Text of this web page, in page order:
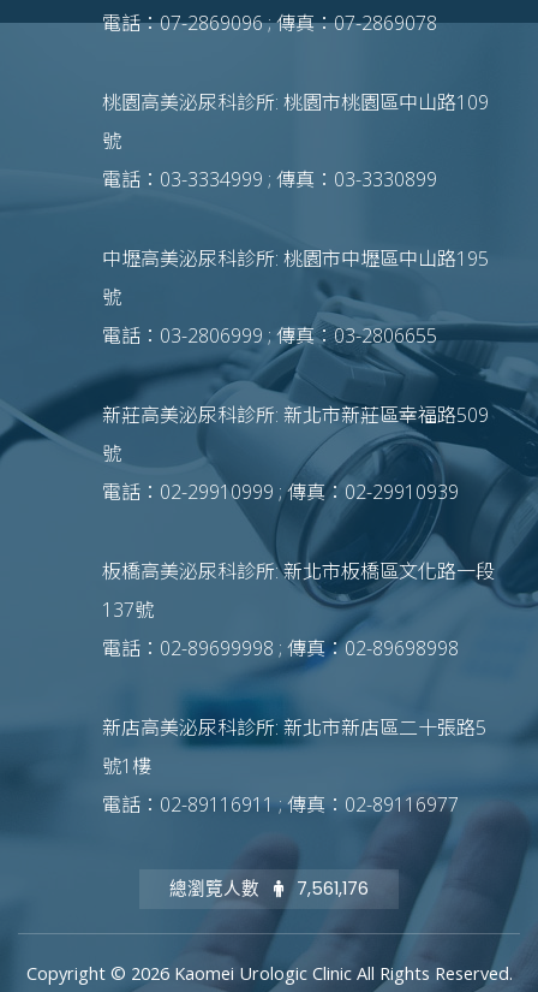
電話：07-2869096 ; 傳真：07-2869078
桃園高美泌尿科診所: 桃園市桃園區中山路109
號
電話：03-3334999 ; 傳真：03-3330899
中壢高美泌尿科診所: 桃園市中壢區中山路195
號
電話：03-2806999 ; 傳真：03-2806655
新莊高美泌尿科診所: 新北市新莊區幸福路509
號
電話：02-29910999 ; 傳真：02-29910939
板橋高美泌尿科診所: 新北市板橋區文化路一段
137號
電話：02-89699998 ; 傳真：02-89698998
新店高美泌尿科診所: 新北市新店區二十張路5
號1樓
電話：02-89116911 ; 傳真：02-89116977
總瀏覽人數 7,561,176
Copyright © 2026 Kaomei Urologic Clinic All Rights Reserved.